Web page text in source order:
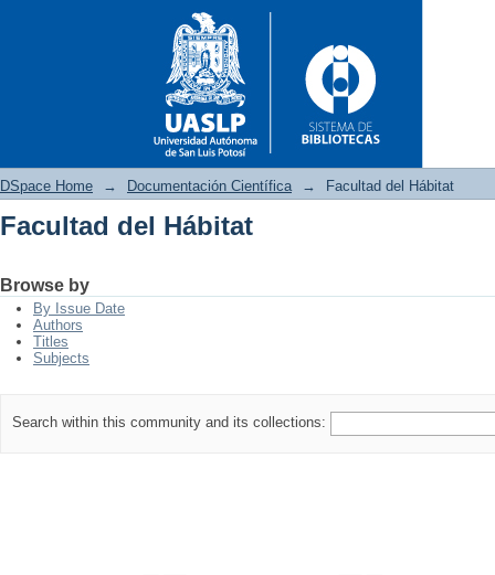
DSpace Home → Documentación Científica → Facultad del Hábitat
Facultad del Hábitat
Browse by
By Issue Date
Authors
Titles
Subjects
Search within this community and its collections: